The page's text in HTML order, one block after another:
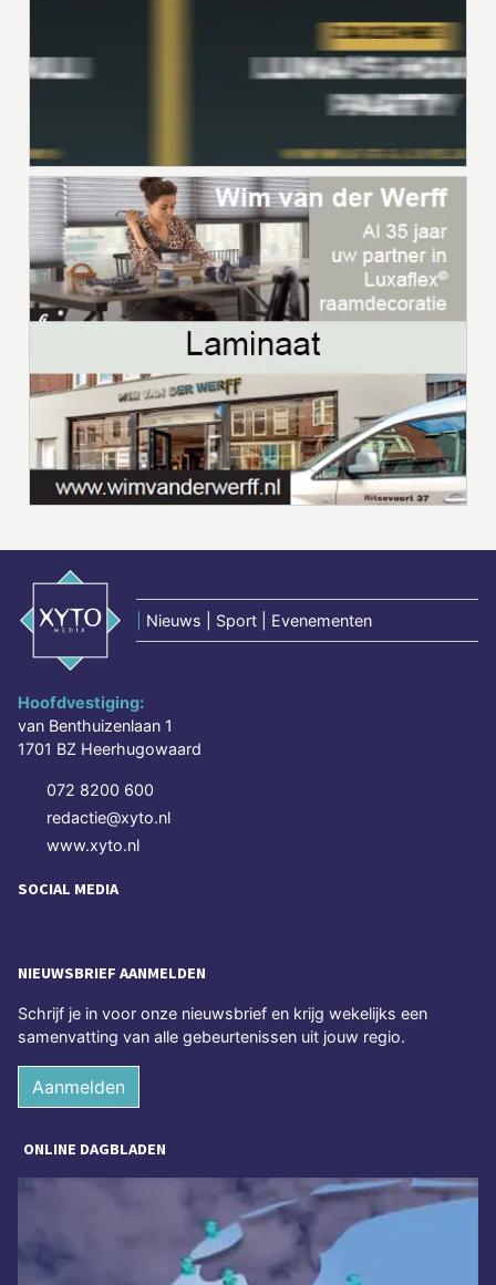
Nieuws | Sport | Evenementen
Hoofdvestiging:
van Benthuizenlaan 1
1701 BZ Heerhugowaard
072 8200 600
redactie@xyto.nl
www.xyto.nl
SOCIAL MEDIA
NIEUWSBRIEF AANMELDEN
Schrijf je in voor onze nieuwsbrief en krijg wekelijks een
samenvatting van alle gebeurtenissen uit jouw regio.
Aanmelden
ONLINE DAGBLADEN